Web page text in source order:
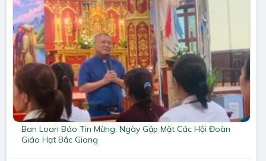
Ban Loan Báo Tin Mừng: Ngày Gặp Mặt Các Hội Đoàn
Giáo Hạt Bắc Giang